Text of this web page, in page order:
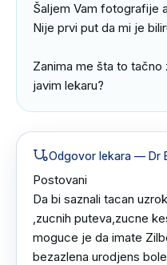
Šaljem Vam fotografije
Nije prvi put da mi je
Zanima me šta to tačno
javim lekaru?
Odgovor lekara — Dr
Postovani
Da bi saznali tacan
,zucnih puteva,zucne
moguce je da imate
bezazlena urodjens